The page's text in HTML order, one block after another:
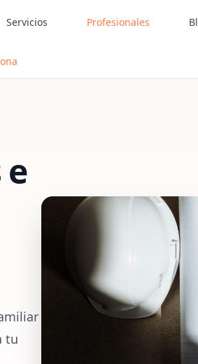
Servicios Profesionales
tu